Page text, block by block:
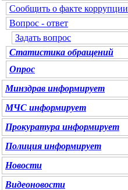
Сообщить о факте коррупции
Вопрос - ответ
Задать вопрос
Статистика обращений
Опрос
Минздрав информирует
МЧС информирует
Прокуратура информирует
Полиция информирует
Новости
Видеоновости